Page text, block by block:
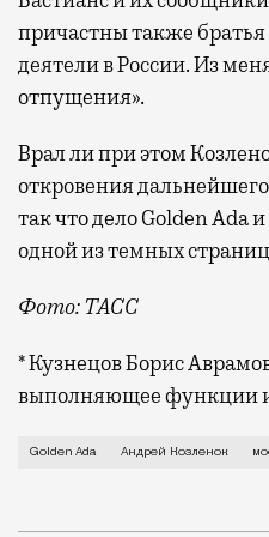
причастны также
деятели в России. Из
отпущения».
Врал ли при этом
откровения
так что дело Golden Ada
одной из темных
Фото: ТАСС
* Кузнецов Борис
выполняющее функции
Golden Ada Андрей Козленок